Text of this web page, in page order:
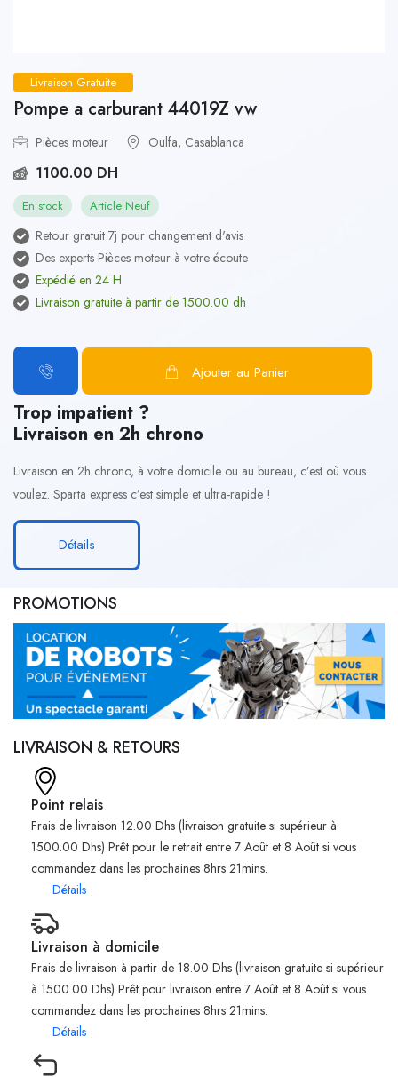
Livraison Gratuite
Pompe a carburant 44019Z vw
Pièces moteur Oulfa, Casablanca
1100.00 DH
En stock Article Neuf
Retour gratuit 7j pour changement d'avis
Des experts Pièces moteur à votre écoute
Expédié en 24 H
Livraison gratuite à partir de 1500.00 dh
Ajouter au Panier
Trop impatient ?
Livraison en 2h chrono
Livraison en 2h chrono, à votre domicile ou au bureau, c’est où vous
voulez. Sparta express c’est simple et ultra-rapide !
Détails
PROMOTIONS
LIVRAISON & RETOURS
Point relais
Frais de livraison 12.00 Dhs (livraison gratuite si supérieur à
1500.00 Dhs) Prêt pour le retrait entre 7 Août et 8 Août si vous
commandez dans les prochaines 8hrs 21mins.
Détails
Livraison à domicile
Frais de livraison à partir de 18.00 Dhs (livraison gratuite si supérieur
à 1500.00 Dhs) Prêt pour livraison entre 7 Août et 8 Août si vous
commandez dans les prochaines 8hrs 21mins.
Détails